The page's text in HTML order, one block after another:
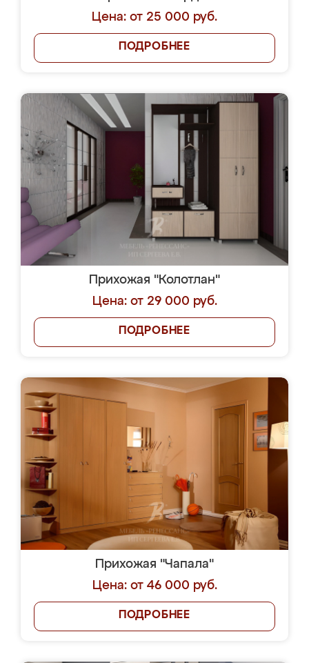
Цена: от 25 000 руб.
ПОДРОБНЕЕ
Прихожая "Колотлан"
Цена: от 29 000 руб.
ПОДРОБНЕЕ
Прихожая "Чапала"
Цена: от 46 000 руб.
ПОДРОБНЕЕ